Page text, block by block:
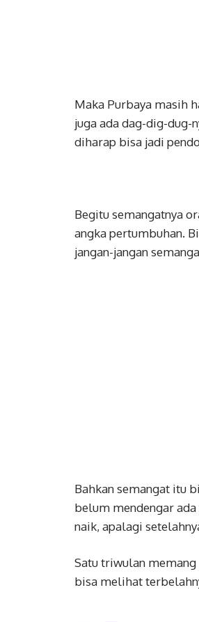
Maka Purbaya masih
juga ada dag-dig-dug-
diharap bisa jadi
Begitu semangatnya
angka pertumbuhan.
jangan-jangan
Bahkan semangat itu
belum mendengar
naik, apalagi
Satu triwulan
bisa melihat